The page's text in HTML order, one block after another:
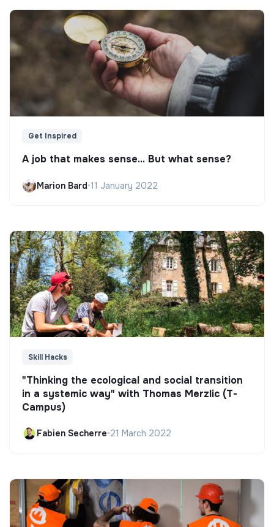
Get Inspired
A job that makes sense... But what sense?
Marion Bard•11 January 2022
Skill Hacks
"Thinking the ecological and social transition
in a systemic way" with Thomas Merzlic (T-
Campus)
Fabien Secherre•21 March 2022